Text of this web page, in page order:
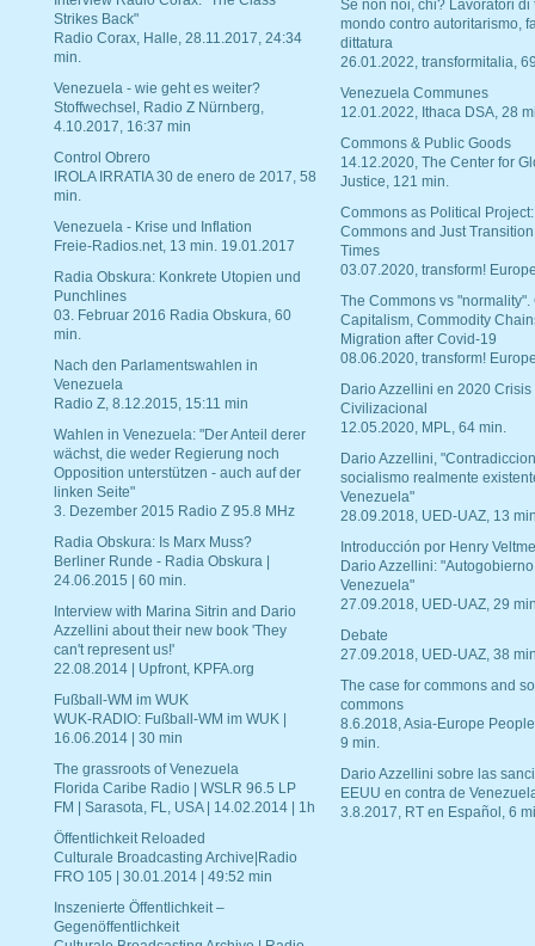
Strikes Back"
Radio Corax, Halle, 28.11.2017, 24:34
min.
Venezuela - wie geht es weiter?
Stoffwechsel, Radio Z Nürnberg,
4.10.2017, 16:37 min
Control Obrero
IROLA IRRATIA 30 de enero de 2017, 58
min.
Venezuela - Krise und Inflation
Freie-Radios.net, 13 min. 19.01.2017
Radia Obskura: Konkrete Utopien und
Punchlines
03. Februar 2016 Radia Obskura, 60
min.
Nach den Parlamentswahlen in
Venezuela
Radio Z, 8.12.2015, 15:11 min
Wahlen in Venezuela: "Der Anteil derer
wächst, die weder Regierung noch
Opposition unterstützen - auch auf der
linken Seite"
3. Dezember 2015 Radio Z 95.8 MHz
Radia Obskura: Is Marx Muss?
Berliner Runde - Radia Obskura |
24.06.2015 | 60 min.
Interview with Marina Sitrin and Dario
Azzellini about their new book 'They
can't represent us!'
22.08.2014 | Upfront, KPFA.org
Fußball-WM im WUK
WUK-RADIO: Fußball-WM im WUK |
16.06.2014 | 30 min
The grassroots of Venezuela
Florida Caribe Radio | WSLR 96.5 LP
FM | Sarasota, FL, USA | 14.02.2014 | 1h
Öffentlichkeit Reloaded
Culturale Broadcasting Archive|Radio
FRO 105 | 30.01.2014 | 49:52 min
Inszenierte Öffentlichkeit –
Gegenöffentlichkeit
Se non noi, chi? Lavoratori di
mondo contro autoritarismo,
dittatura
26.01.2022, transformitalia,
Venezuela Communes
12.01.2022, Ithaca DSA, 28
Commons & Public Goods
14.12.2020, The Center for
Justice, 121 min.
Commons as Political Project:
Commons and Just
Times
03.07.2020, transform!
The Commons vs "normality".
Capitalism, Commodity
Migration after Covid-19
08.06.2020, transform!
Dario Azzellini en 2020 Crisis
Civilizacional
12.05.2020, MPL, 64 min.
Dario Azzellini,
socialismo realmente
Venezuela"
28.09.2018, UED-UAZ, 13
Introducción por Henry
Dario Azzellini:
Venezuela"
27.09.2018, UED-UAZ, 29
Debate
27.09.2018, UED-UAZ, 38
The case for commons and
commons
8.6.2018, Asia-Europe
9 min.
Dario Azzellini sobre las
EEUU en contra de
3.8.2017, RT en Español, 6